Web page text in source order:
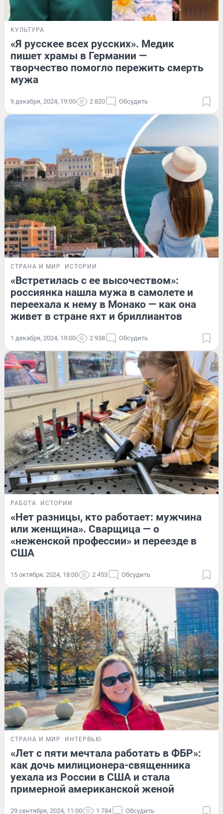
КУЛЬТУРА
«Я русскее всех русских». Медик
пишет храмы в Германии —
творчество помогло пережить смерть
мужа
9 декабря, 2024, 19:00 2 820 Обсудить
СТРАНА И МИР ИСТОРИИ
«Встретилась с ее высочеством»:
россиянка нашла мужа в самолете и
переехала к нему в Монако — как она
живет в стране яхт и бриллиантов
1 декабря, 2024, 19:00 2 938 Обсудить
РАБОТА ИСТОРИИ
«Нет разницы, кто работает: мужчина
или женщина». Сварщица — о
«неженской профессии» и переезде в
США
15 октября, 2024, 18:00 2 453 Обсудить
СТРАНА И МИР ИНТЕРВЬЮ
«Лет с пяти мечтала работать в ФБР»:
как дочь милиционера-священника
уехала из России в США и стала
примерной американской женой
29 сентября, 2024, 11:00 1 784 Обсудить